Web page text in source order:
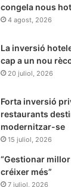
congela nous
4 agost, 2026
La inversió
cap a un nou
20 juliol, 2026
Forta inversió
restaurants
modernitzar-se
15 juliol, 2026
“Gestionar
créixer més”
7 juliol, 2026